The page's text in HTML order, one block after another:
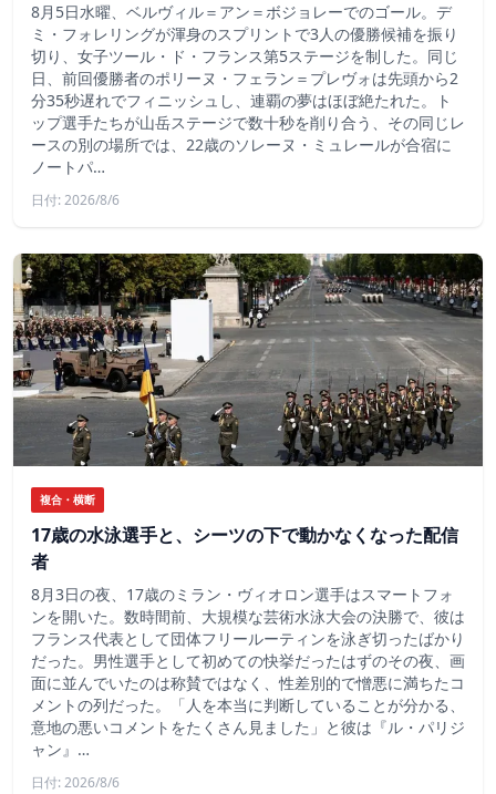
8月5日水曜、ベルヴィル＝アン＝ボジョレーでのゴール。デ
ミ・フォレリングが渾身のスプリントで3人の優勝候補を振り
切り、女子ツール・ド・フランス第5ステージを制した。同じ
日、前回優勝者のポリーヌ・フェラン＝プレヴォは先頭から2
分35秒遅れでフィニッシュし、連覇の夢はほぼ絶たれた。ト
ップ選手たちが山岳ステージで数十秒を削り合う、その同じレ
ースの別の場所では、22歳のソレーヌ・ミュレールが合宿に
ノートパ…
日付: 2026/8/6
複合・横断
17歳の水泳選手と、シーツの下で動かなくなった配信
者
8月3日の夜、17歳のミラン・ヴィオロン選手はスマートフォ
ンを開いた。数時間前、大規模な芸術水泳大会の決勝で、彼は
フランス代表として団体フリールーティンを泳ぎ切ったばかり
だった。男性選手として初めての快挙だったはずのその夜、画
面に並んでいたのは称賛ではなく、性差別的で憎悪に満ちたコ
メントの列だった。「人を本当に判断していることが分かる、
意地の悪いコメントをたくさん見ました」と彼は『ル・パリジ
ャン』…
日付: 2026/8/6